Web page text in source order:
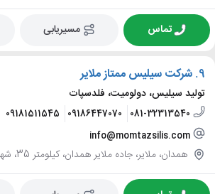
تماس مسیریابی
9. شرکت سیلیس ممتاز ملایر
تولید سیلیس، دولومیت، فلدسپات
081-32313540
09186447070
09181511545
info@momtazsilis.com
همدان، ملایر، جاده ملایر همدان، کیلومتر 35، شهرک صنعتی ازندریان